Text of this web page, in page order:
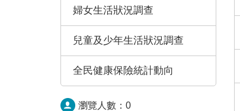
婦女生活狀況調查
兒童及少年生活狀況調查
全民健康保險統計動向
瀏覽人數： 0